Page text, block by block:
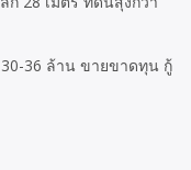
36 ล้าน ขายขาดทุน กู้